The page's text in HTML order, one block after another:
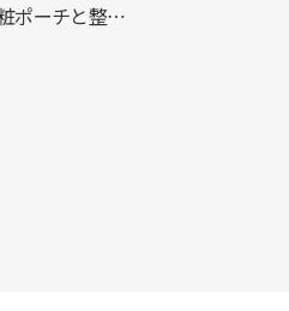
ポーチと整…